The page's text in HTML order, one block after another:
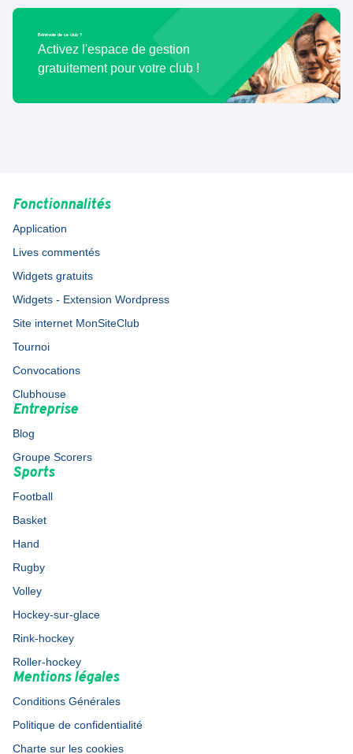
Bénévole de ce club ?
Activez l'espace de gestion
gratuitement pour votre club !
Fonctionnalités
Application
Lives commentés
Widgets gratuits
Widgets - Extension Wordpress
Site internet MonSiteClub
Tournoi
Convocations
Clubhouse
Entreprise
Blog
Groupe Scorers
Sports
Football
Basket
Hand
Rugby
Volley
Hockey-sur-glace
Rink-hockey
Roller-hockey
Mentions légales
Conditions Générales
Politique de confidentialité
Charte sur les cookies